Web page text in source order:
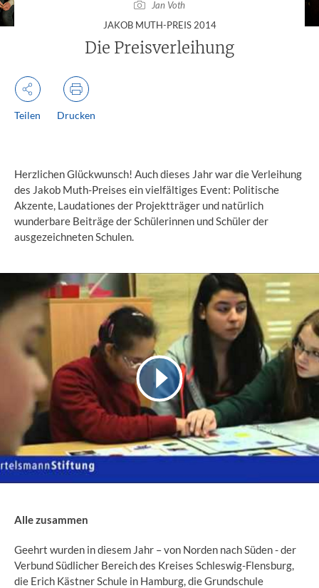
Jan Voth
JAKOB MUTH-PREIS 2014:
Die Preisverleihung
Teilen Drucken
Herzlichen Glückwunsch! Auch dieses Jahr war die Verleihung
des Jakob Muth-Preises ein vielfältiges Event: Politische
Akzente, Laudationes der Projektträger und natürlich
wunderbare Beiträge der Schülerinnen und Schüler der
ausgezeichneten Schulen.
Alle zusammen
Geehrt wurden in diesem Jahr – von Norden nach Süden - der
Verbund Südlicher Bereich des Kreises Schleswig-Flensburg,
die Erich Kästner Schule in Hamburg, die Grundschule